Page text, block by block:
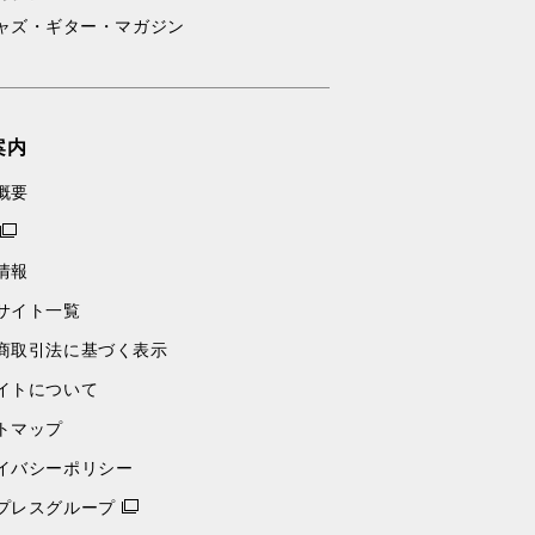
ズ・ギター・マガジン
内
要
報
イト一覧
取引法に基づく表示
トについて
マップ
バシーポリシー
レスグループ